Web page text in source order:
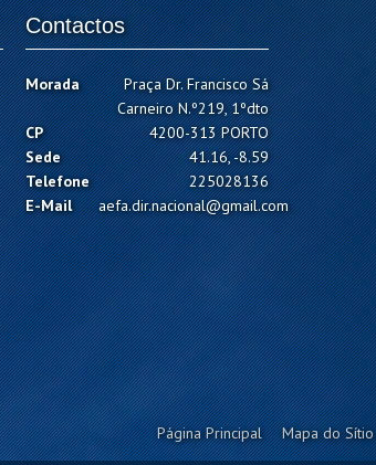
Contactos
Morada
Praça Dr. Francisco Sá
Carneiro N.º219, 1ºdto
CP
4200-313 PORTO
Sede
41.16, -8.59
Telefone
225028136
E-Mail
aefa.dir.nacional@gmail.com
Página Principal Mapa do Sítio